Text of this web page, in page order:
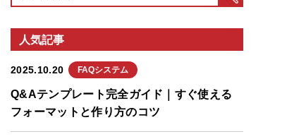
人気記事
2025.10.20 FAQシステム
Q&Aテンプレート完全ガイド｜すぐ使える
フォーマットと作り方のコツ